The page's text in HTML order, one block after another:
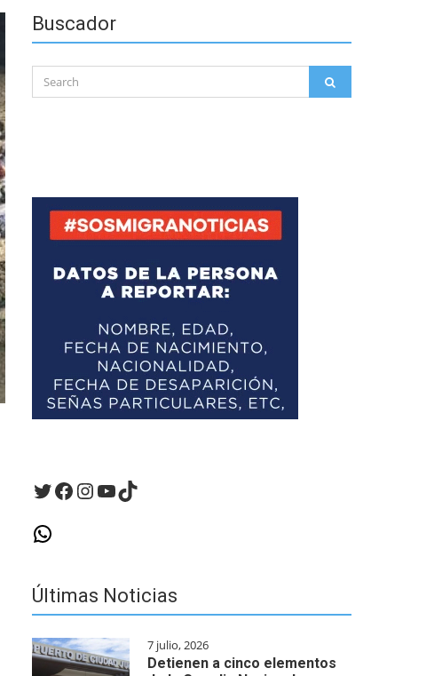
Buscador
for:
Twitter
Facebook
Instagram
YouTube
TikTok
WhatsApp
Últimas Noticias
7 julio, 2026
Detienen a cinco elementos